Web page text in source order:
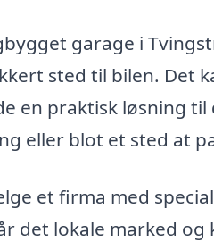
garage i
sted til bilen. Det
en praktisk løsning
eller blot et sted at
et firma med
det lokale marked